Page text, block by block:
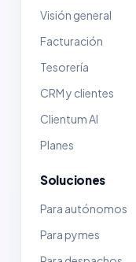
Visión general
Facturación
Tesorería
CRM y clientes
Clientum AI
Planes
Soluciones
Para autónomos
Para pymes